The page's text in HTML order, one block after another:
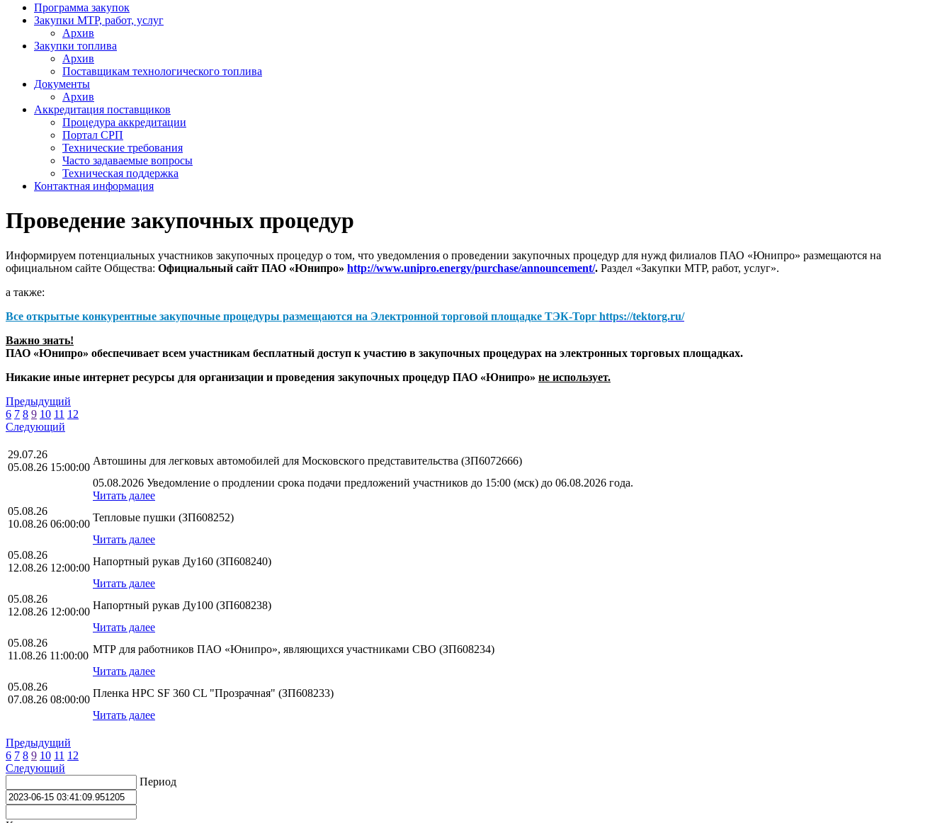
Программа закупок
Закупки МТР, работ, услуг
Архив
Закупки топлива
Архив
Поставщикам технологического топлива
Документы
Архив
Аккредитация поставщиков
Процедура аккредитации
Портал СРП
Технические требования
Часто задаваемые вопросы
Техническая поддержка
Контактная информация
Проведение закупочных процедур
Информируем потенциальных участников закупочных процедур о том, что уведомления о проведении закупочных процедур для нужд филиалов ПАО «Юнипро» размещаются на
официальном сайте Общества: Официальный сайт ПАО «Юнипро» http://www.unipro.energy/purchase/announcement/. Раздел «Закупки МТР, работ, услуг».
а также:
Все открытые конкурентные закупочные процедуры размещаются на Электронной торговой площадке ТЭК-Торг https://tektorg.ru/
Важно знать!
ПАО «Юнипро» обеспечивает всем участникам бесплатный доступ к участию в закупочных процедурах на электронных торговых площадках.
Никакие иные интернет ресурсы для организации и проведения закупочных процедур ПАО «Юнипро» не использует.
Предыдущий
6 7 8 9 10 11 12
Следующий
29.07.26
05.08.26 15:00:00
Автошины для легковых автомобилей для Московского представительства (ЗП6072666)
05.08.2026 Уведомление о продлении срока подачи предложений участников до 15:00 (мск) до 06.08.2026 года.
Читать далее
05.08.26
10.08.26 06:00:00
Тепловые пушки (ЗП608252)
Читать далее
05.08.26
12.08.26 12:00:00
Напортный рукав Ду160 (ЗП608240)
Читать далее
05.08.26
12.08.26 12:00:00
Напортный рукав Ду100 (ЗП608238)
Читать далее
05.08.26
11.08.26 11:00:00
МТР для работников ПАО «Юнипро», являющихся участниками СВО (ЗП608234)
Читать далее
05.08.26
07.08.26 08:00:00
Пленка HPС SF 360 CL "Прозрачная" (ЗП608233)
Читать далее
Предыдущий
6 7 8 9 10 11 12
Следующий
Период